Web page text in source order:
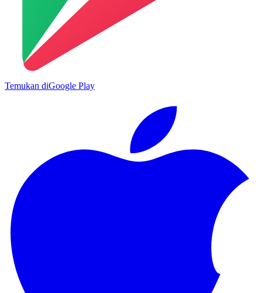
Temukan diGoogle Play